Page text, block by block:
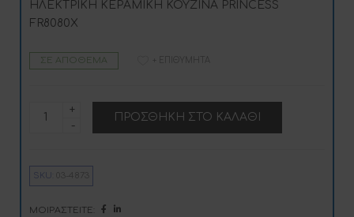
ΗΛΕΚΤΡΙΚΗ ΚΕΡΑΜΙΚΗ ΚΟΥΖΙΝΑ PRINCESS
FR8080X
ΣΕ ΑΠΌΘΕΜΑ
PRINCESS
FR8080X
ΠΡΟΣΘΉΚΗ ΣΤΟ ΚΑΛΆΘΙ
+ ΕΠΙΘΥΜΗΤΆ
SKU:
ΜΟΙΡΑΣΤΕΊΤΕ: